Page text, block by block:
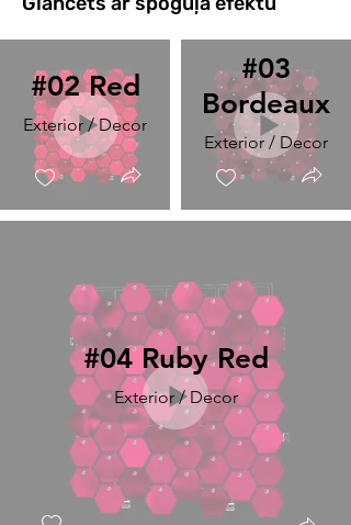
#02 Red
Exterior / Decor
#03
Bordeaux
Exterior / Decor
#04 Ruby Red
Exterior / Decor